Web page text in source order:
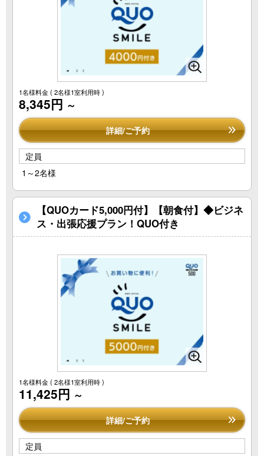
1名様料金( 2名様1室利用時 )
8,345円 ～
詳細/ご予約
定員
1～2名様
【QUOカード5,000円付】【朝食付】◆ビジネ
ス・出張応援プラン！QUO付き
1名様料金( 2名様1室利用時 )
11,425円 ～
詳細/ご予約
定員